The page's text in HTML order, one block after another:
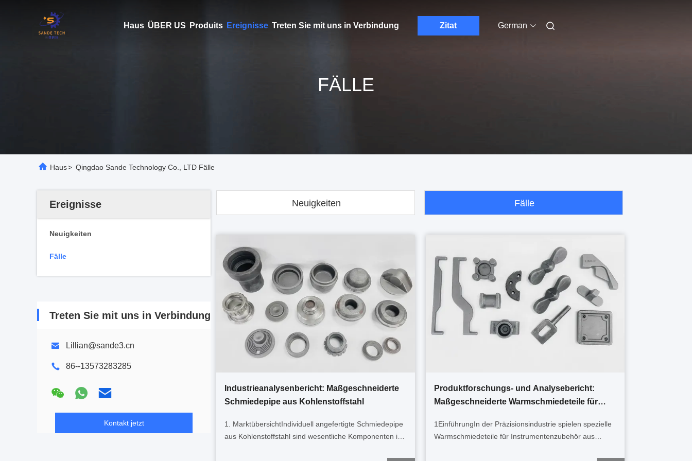
Haus ÜBER US Produits Ereignisse Treten Sie mit uns in Verbindung Zitat German
FÄLLE
Haus> Qingdao Sande Technology Co., LTD Fälle
Ereignisse
Neuigkeiten
Fälle
Treten Sie mit uns in Verbindung
Lillian@sande3.cn
86--13573283285
Kontakt jetzt
Neuigkeiten Fälle
Industrieanalysenbericht: Maßgeschneiderte
Schmiedepipe aus Kohlenstoffstahl
1. MarktübersichtIndividuell angefertigte Schmiedepipe
aus Kohlenstoffstahl sind wesentliche Komponenten in
Produktforschungs- und Analysebericht:
Maßgeschneiderte Warmschmiedeteile für
Kohlenstoffstahl
1EinführungIn der Präzisionsindustrie spielen spezielle
Warmschmiedeteile für Instrumentenzubehör aus